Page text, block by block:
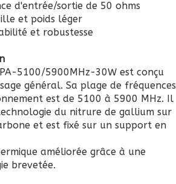
d'entrée/sortie de 50 ohms
et poids léger
et robustesse
5100/5900MHz-30W est conçu
général. Sa plage de fréquences
est de 5100 à 5900 MHz. Il
du nitrure de gallium sur
et est fixé sur un support en
améliorée grâce à une
brevetée.